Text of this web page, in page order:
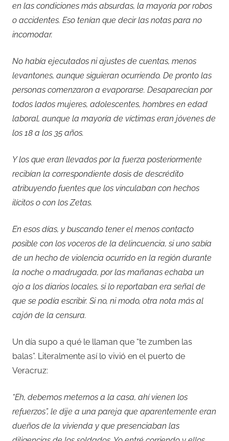
en las condiciones más absurdas, la mayoría por robos
o accidentes. Eso tenían que decir las notas para no
incomodar.
No había ejecutados ni ajustes de cuentas, menos
levantones, aunque siguieran ocurriendo. De pronto las
personas comenzaron a evaporarse. Desaparecían por
todos lados mujeres, adolescentes, hombres en edad
laboral, aunque la mayoría de víctimas eran jóvenes de
los 18 a los 35 años.
Y los que eran llevados por la fuerza posteriormente
recibían la correspondiente dosis de descrédito
atribuyendo fuentes que los vinculaban con hechos
ilícitos o con los Zetas.
En esos días, y buscando tener el menos contacto
posible con los voceros de la delincuencia, si uno sabía
de un hecho de violencia ocurrido en la región durante
la noche o madrugada, por las mañanas echaba un
ojo a los diarios locales, si lo reportaban era señal de
que se podía escribir. Si no, ni modo, otra nota más al
cajón de la censura.
Un día supo a qué le llaman que “te zumben las
balas”. Literalmente así lo vivió en el puerto de
Veracruz:
“Eh, debemos meternos a la casa, ahí vienen los
refuerzos”, le dije a una pareja que aparentemente eran
dueños de la vivienda y que presenciaban las